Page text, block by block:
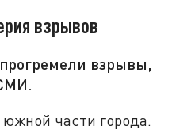
взрывов
взрывы,
части города.